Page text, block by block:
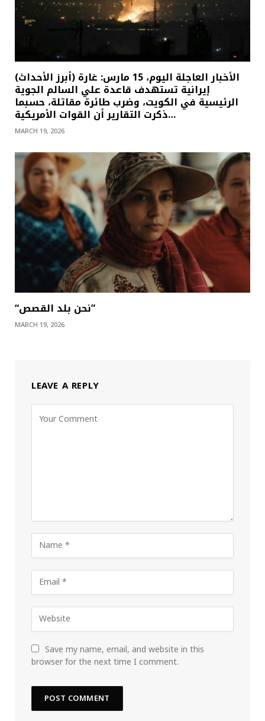
(أبرز الأحداث) الأخبار العاجلة اليوم، 15 مارس: غارة
إيرانية تستهدف قاعدة علي السالم الجوية
الرئيسية في الكويت، وضرب طائرة مقاتلة، حسبما
ذكرت التقارير أن القوات الأمريكية…
MARCH 19, 2026
“نحن بلد القصص”
MARCH 19, 2026
LEAVE A REPLY
Save my name, email, and website in this
browser for the next time I comment.